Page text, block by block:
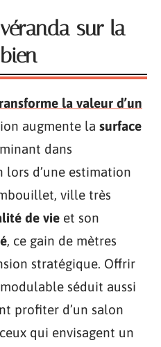
sur la
la valeur d’un
augmente la surface
dans
lors d’une estimation
ville très
de vie et son
, ce gain de mètres
stratégique. Offrir
séduit aussi
profiter d’un salon
qui envisagent un